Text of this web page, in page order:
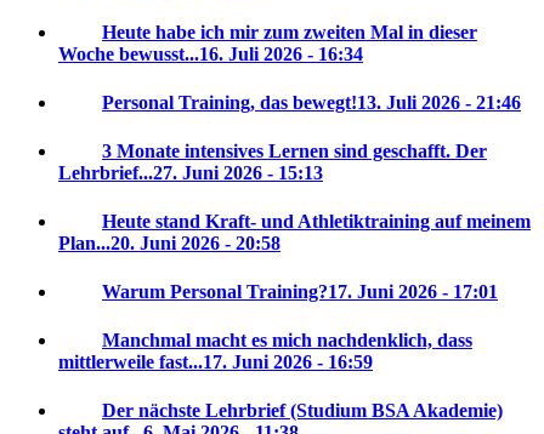
Heute habe ich mir zum zweiten Mal in dieser
Woche bewusst...16. Juli 2026 - 16:34
Personal Training, das bewegt!13. Juli 2026 - 21:46
3 Monate intensives Lernen sind geschafft. Der
Lehrbrief...27. Juni 2026 - 15:13
Heute stand Kraft- und Athletiktraining auf meinem
Plan...20. Juni 2026 - 20:58
Warum Personal Training?17. Juni 2026 - 17:01
Manchmal macht es mich nachdenklich, dass
mittlerweile fast...17. Juni 2026 - 16:59
Der nächste Lehrbrief (Studium BSA Akademie)